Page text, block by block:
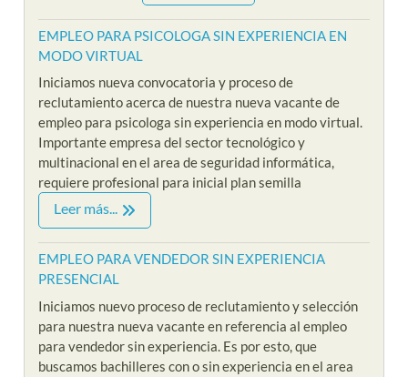
EMPLEO PARA PSICOLOGA SIN EXPERIENCIA EN
MODO VIRTUAL
Iniciamos nueva convocatoria y proceso de
reclutamiento acerca de nuestra nueva vacante de
empleo para psicologa sin experiencia en modo virtual.
Importante empresa del sector tecnológico y
multinacional en el area de seguridad informática,
requiere profesional para inicial plan semilla
Leer más...
EMPLEO PARA VENDEDOR SIN EXPERIENCIA
PRESENCIAL
Iniciamos nuevo proceso de reclutamiento y selección
para nuestra nueva vacante en referencia al empleo
para vendedor sin experiencia. Es por esto, que
buscamos bachilleres con o sin experiencia en el area